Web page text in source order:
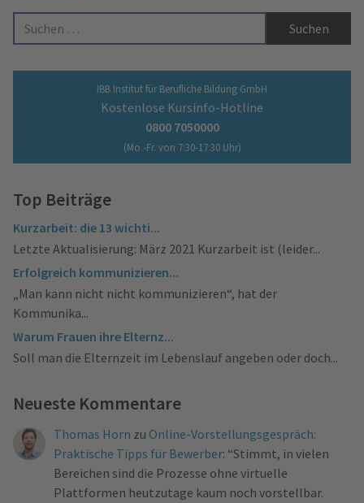
Suche nach:
IBB Institut für Berufliche Bildung GmbH
Kostenlose Kursinfo-Hotline
0800 7050000
(Mo.-Fr. von 7:30-17:30 Uhr)
Top Beiträge
Kurzarbeit: die 13 wichti...
Letzte Aktualisierung: März 2021 Kurzarbeit ist (leider...
Erfolgreich kommunizieren...
„Man kann nicht nicht kommunizieren“, hat der
Kommunika...
Warum Frauen ihre Elternz...
Soll man die Elternzeit im Lebenslauf angeben oder doch...
Neueste Kommentare
Thomas Horn zu Online-Vorstellungsgespräch:
Praktische Tipps für Bewerber: “Stimmt, in vielen
Bereichen sind die Prozesse ohne virtuelle
Plattformen heutzutage kaum noch vorstellbar.